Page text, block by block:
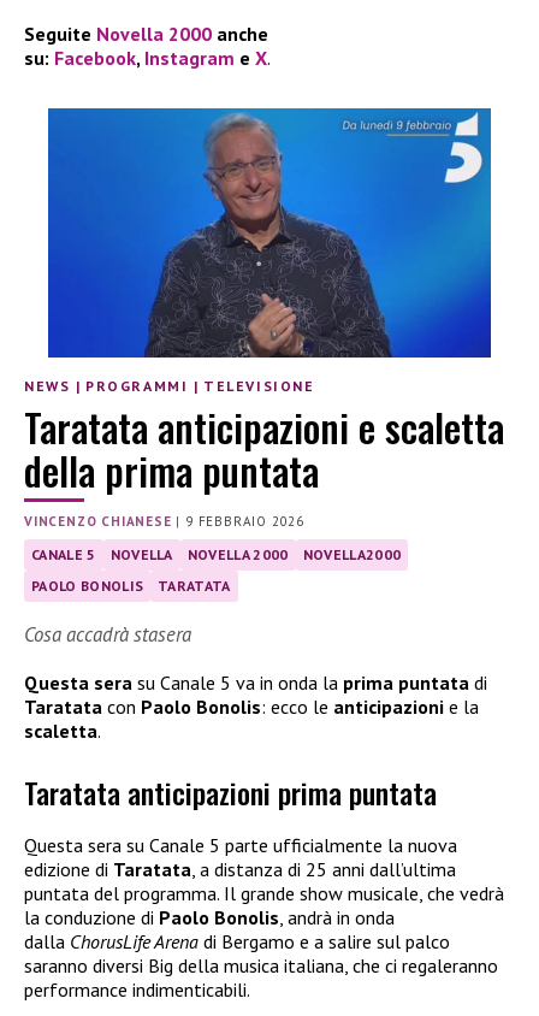
Seguite Novella 2000 anche
su: Facebook, Instagram e X.
NEWS | PROGRAMMI | TELEVISIONE
Taratata anticipazioni e scaletta
della prima puntata
VINCENZO CHIANESE | 9 FEBBRAIO 2026
CANALE 5 NOVELLA NOVELLA 2000
NOVELLA2000
PAOLO BONOLIS
TARATATA
Cosa accadrà stasera
Questa sera su Canale 5 va in onda la prima puntata di
Taratata con Paolo Bonolis: ecco le anticipazioni e la
scaletta.
Taratata anticipazioni prima puntata
Questa sera su Canale 5 parte ufficialmente la nuova
edizione di Taratata , a distanza di 25 anni dall’ultima
puntata del programma. Il grande show musicale, che vedrà
la conduzione di Paolo Bonolis , andrà in onda
dalla ChorusLife Arena di Bergamo e a salire sul palco
saranno diversi Big della musica italiana, che ci regaleranno
performance indimenticabili.